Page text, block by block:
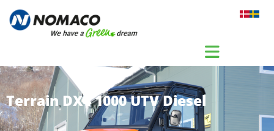
Gå til indhold
Terrain DX4 1000 UTV Diesel